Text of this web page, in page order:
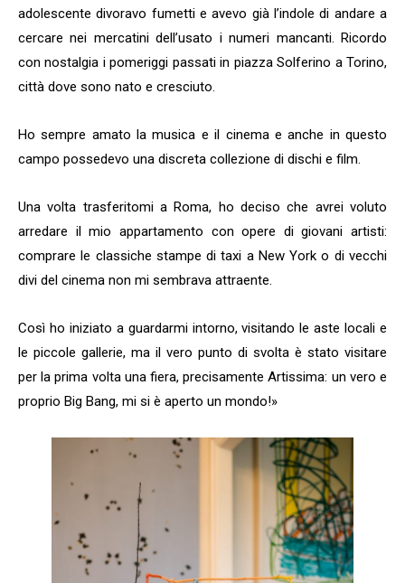
adolescente divoravo fumetti e avevo già l’indole di andare a
cercare nei mercatini dell’usato i numeri mancanti. Ricordo
con nostalgia i pomeriggi passati in piazza Solferino a Torino,
città dove sono nato e cresciuto.
Ho sempre amato la musica e il cinema e anche in questo
campo possedevo una discreta collezione di dischi e film.
Una volta trasferitomi a Roma, ho deciso che avrei voluto
arredare il mio appartamento con opere di giovani artisti:
comprare le classiche stampe di taxi a New York o di vecchi
divi del cinema non mi sembrava attraente.
Così ho iniziato a guardarmi intorno, visitando le aste locali e
le piccole gallerie, ma il vero punto di svolta è stato visitare
per la prima volta una fiera, precisamente Artissima: un vero e
proprio Big Bang, mi si è aperto un mondo!»